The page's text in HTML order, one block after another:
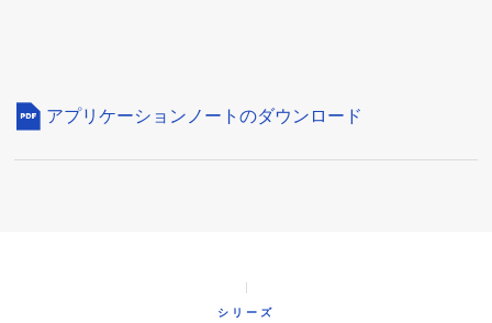
アプリケーションノートのダウンロード
シリーズ